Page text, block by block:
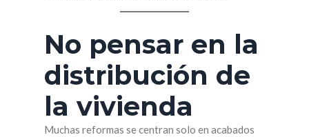
No pensar en la
distribución de
la vivienda
Muchas reformas se centran solo en acabados